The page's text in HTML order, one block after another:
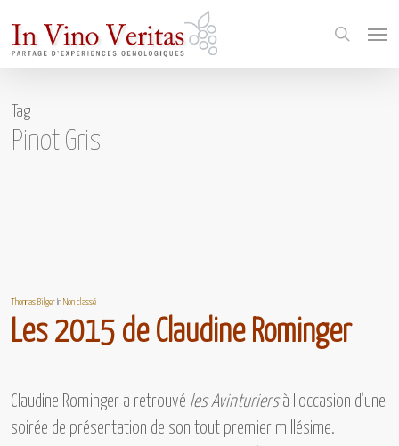
main
search
Tag
Pinot Gris
Thomas Bilger InNon classé
Les 2015 de Claudine Rominger
Claudine Rominger a retrouvé les Avinturiersà l’occasion d’une
soirée de présentation de son tout premier millésime.